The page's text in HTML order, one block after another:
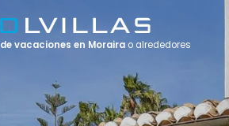
vacaciones en Morairao alrededores